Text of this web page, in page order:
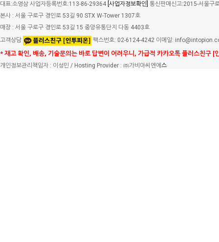
대표:소영삼 사업자등록번호:113-86-29364 [사업자정보확인] 통신판매신고:2015-서울구
본사 : 서울 구로구 경인로 53길 90 STX W-Tower 1307호
매장 : 서울 구로구 경인로 53길 15 중앙유통단지 다동 4403호
고객상담
팩스번호: 02-6124-4242 이메일:
* 재고 확인, 배송, 기술문의는 바로 답변이 어려우니, 가급적 카카오톡 플러스친구 [
개인정보관리책임자 : 이성민 / Hosting Provider : ㈜가비아씨엔에 스